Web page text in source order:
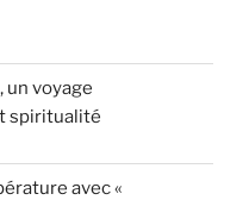
un voyage
spiritualité
avec «